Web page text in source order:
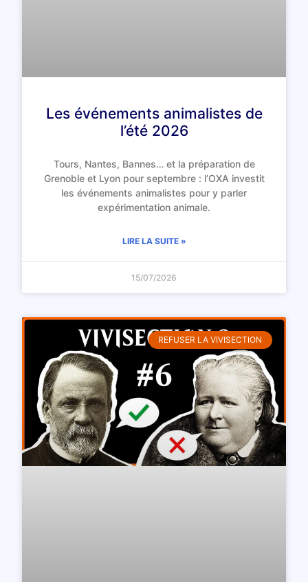
Les événements animalistes de
l’été 2026
Tours, Nantes, Bannes… et la préparation de
Grenoble et Lyon pour septembre : l’OXA investit
les événements animalistes pour y parler
expérimentation animale.
LIRE LA SUITE »
15/07/2026
REFUSER LA VIVISECTION